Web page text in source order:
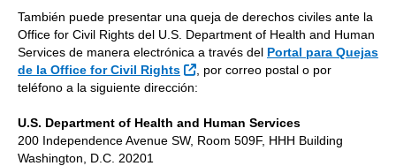
También puede presentar una queja de derechos civiles ante la
Office for Civil Rights del U.S. Department of Health and Human
Services de manera electrónica a través del Portal para Quejas
de la Office for Civil Rights
Sitio Externo
, por correo postal o por
teléfono a la siguiente dirección:
U.S. Department of Health and Human Services
200 Independence Avenue SW, Room 509F, HHH Building
Washington, D.C. 20201